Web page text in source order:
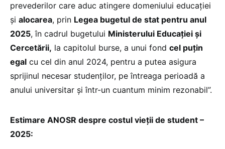
prevederilor care aduc atingere domeniului educației
și alocarea, prin Legea bugetul de stat pentru anul
2025, în cadrul bugetului Ministerului Educației și
Cercetării, la capitolul burse, a unui fond cel puțin
egal cu cel din anul 2024, pentru a putea asigura
sprijinul necesar studenților, pe întreaga perioadă a
anului universitar și într-un cuantum minim rezonabil”.
Estimare ANOSR despre costul vieții de student –
2025: